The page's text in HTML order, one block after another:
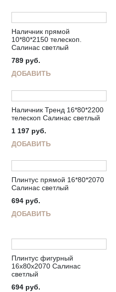
Наличник прямой
10*80*2150 телескоп.
Салинас светлый
789 руб.
ДОБАВИТЬ
Наличник Тренд 16*80*2200
телескоп Салинас светлый
1 197 руб.
ДОБАВИТЬ
Плинтус прямой 16*80*2070
Салинас светлый
694 руб.
ДОБАВИТЬ
Плинтус фигурный
16х80х2070 Салинас
светлый
694 руб.